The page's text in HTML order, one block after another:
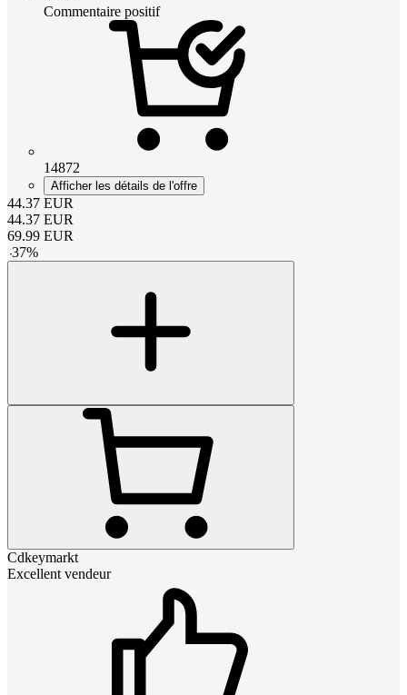
Commentaire positif
14872
Afficher les détails de l'offre
44.37 EUR
44.37 EUR
69.99 EUR
-37%
Cdkeymarkt
Excellent vendeur